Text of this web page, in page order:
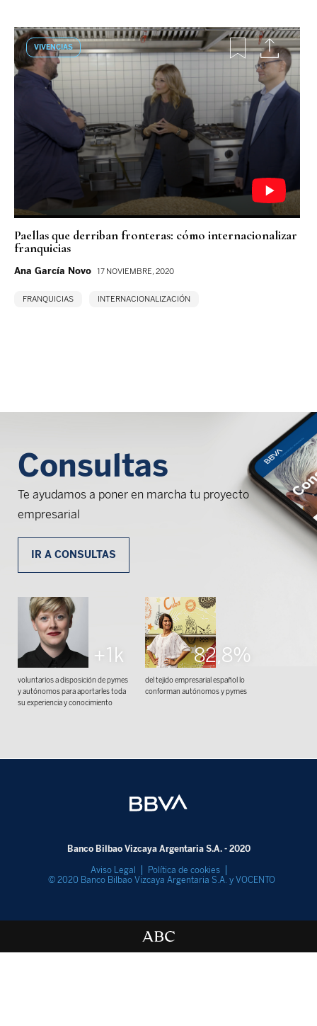
VIVENCIAS
Paellas que derriban fronteras: cómo internacionalizar
franquicias
Ana García Novo 17 NOVIEMBRE, 2020
FRANQUICIAS INTERNACIONALIZACIÓN
Consultas
Te ayudamos a poner en marcha tu proyecto
empresarial
IR A CONSULTAS
+1k
voluntarios a disposición de pymes
y autónomos para aportarles toda
su experiencia y conocimiento
82,8%
del tejido empresarial español lo
conforman autónomos y pymes
Banco Bilbao Vizcaya Argentaria S.A. - 2020
Aviso Legal
Política de cookies
© 2020 Banco Bilbao Vizcaya Argentaria S.A. y VOCENTO